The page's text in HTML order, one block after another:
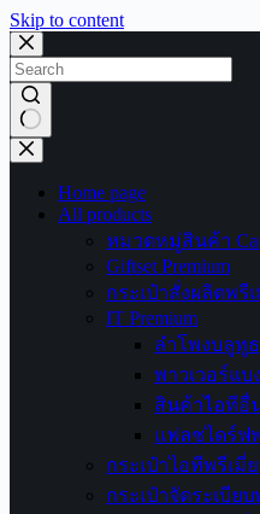
Skip to content
No
results
Home page
All products
หมวดหมู่สินค้า
Giftset Premium
กระเป๋าสั่งผลิตพรีเ
IT Premium
ลำโพงบลูทูธ
พาวเวอร์แบ
สินค้าไอทีอื่
แฟลชไดร์ฟพ
กระเป๋าไอทีพรีเมี่
กระเป๋าจัดระเบียบ